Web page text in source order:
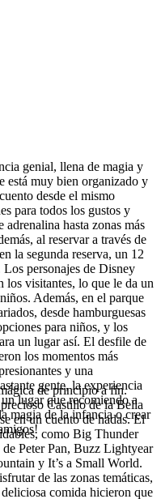
genial, llena de magia y
está muy bien organizado y
desde el mismo
para todos los gustos y
adrenalina hasta zonas más
al reservar a través de
la segunda reserva, un 12
personajes de Disney
los visitantes, lo que le da un
Además, en el parque
desde hamburguesas
para niños, y los
un lugar así. El desfile de
los momentos más
y una
gente, la experiencia
lugar que recomiendo a
magia de la infancia o crear
de principio a fin.
Castillo de la Bella
en un cuento de hadas. El
como Big Thunder
Peter Pan, Buzz Lightyear
y It’s a Small World.
de las zonas temáticas,
comida hicieron que